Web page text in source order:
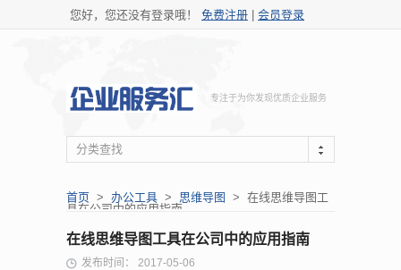
您好，您还没有登录哦！ 免费注册 会员登录
专注于为你发现优质企业服务
分类查找
首页 > 办公工具 > 思维导图 > 在线思维导图工
具在公司中的应用指南
在线思维导图工具在公司中的应用指南
发布时间： 2017-05-06